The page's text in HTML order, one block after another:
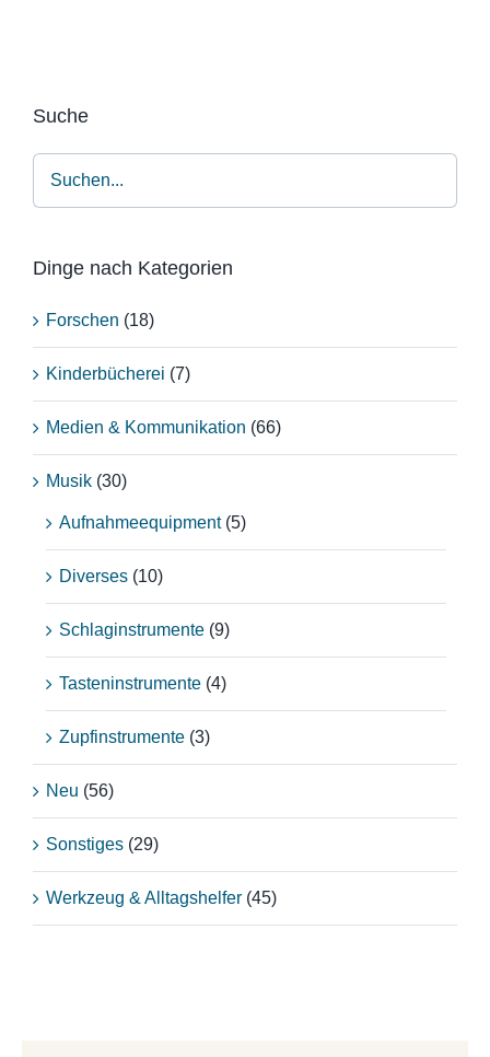
Suche
Dinge nach Kategorien
Forschen (18)
Kinderbücherei (7)
Medien & Kommunikation (66)
Musik (30)
Aufnahmeequipment (5)
Diverses (10)
Schlaginstrumente (9)
Tasteninstrumente (4)
Zupfinstrumente (3)
Neu (56)
Sonstiges (29)
Werkzeug & Alltagshelfer (45)